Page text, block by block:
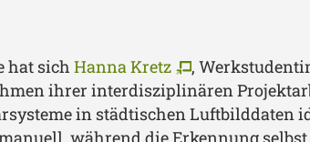
hat sich Hanna Kretz
,
ihrer interdisziplinären
in städtischen Luftbilddaten
während die Erkennung